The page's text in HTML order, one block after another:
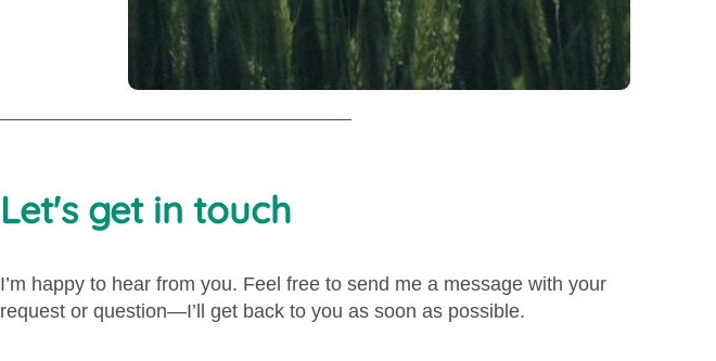
Let's get in touch
I’m happy to hear from you. Feel free to send me a message with your
request or question—I’ll get back to you as soon as possible.